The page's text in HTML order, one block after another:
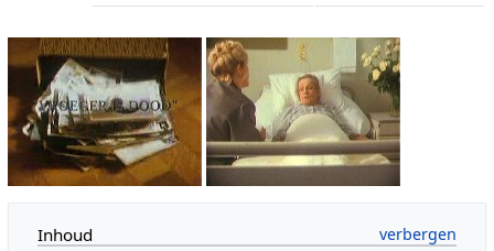
Inhoud